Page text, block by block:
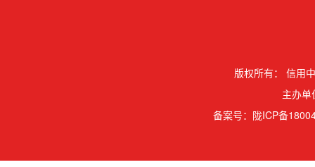
版权所有：
信用
主办
备案号： 陇ICP备